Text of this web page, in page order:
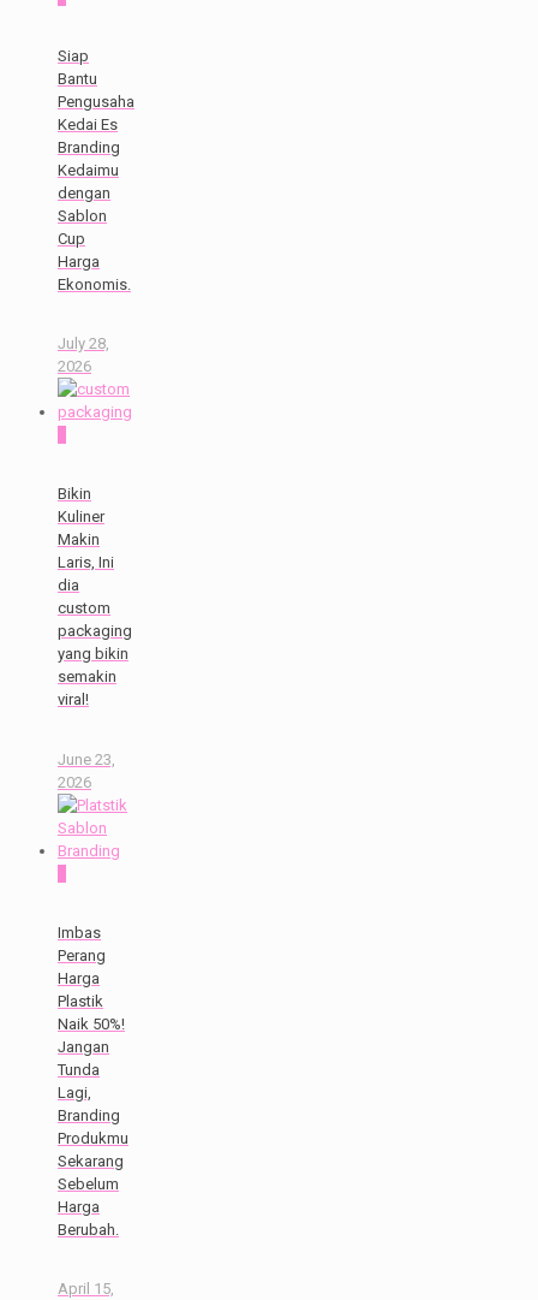
Siap
Bantu
Pengusaha
Kedai Es
Branding
Kedaimu
dengan
Sablon
Cup
Harga
Ekonomis.
July 28,
2026
Bikin
Kuliner
Makin
Laris, Ini
dia
custom
packaging
yang bikin
semakin
viral!
June 23,
2026
Imbas
Perang
Harga
Plastik
Naik 50%!
Jangan
Tunda
Lagi,
Branding
Produkmu
Sekarang
Sebelum
Harga
Berubah.
April 15,